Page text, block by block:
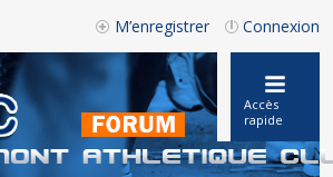
Connexion
M’enregistrer
Accès
rapide